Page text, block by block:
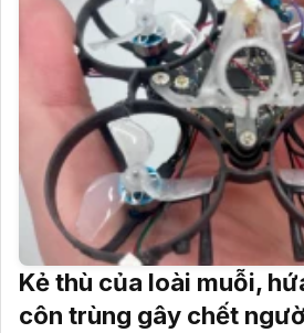
Kẻ thù của loài muỗi,
côn trùng gây chết